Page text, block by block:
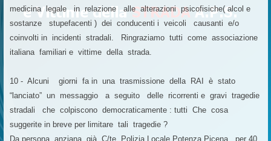
medicina legale in relazione alle alterazioni psicofisiche( alcol e
sostanze stupefacenti ) dei conducenti i veicoli causanti e/o
coinvolti in incidenti stradali. Ringraziamo tutti come associazione
italiana familiari e vittime della strada.
10 - Alcuni giorni fa in una trasmissione della RAI è stato
“lanciato” un messaggio a seguito delle ricorrenti e gravi tragedie
stradali che colpiscono democraticamente : tutti Che cosa
suggerite in breve per limitare tali tragedie ?
Da persona anziana già C/te Polizia Locale Potenza Picena per 40